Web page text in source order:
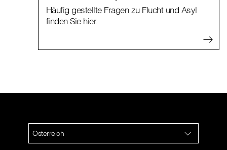
Häufig gestellte Fragen zu Flucht und Asyl
finden Sie hier.
Österreich